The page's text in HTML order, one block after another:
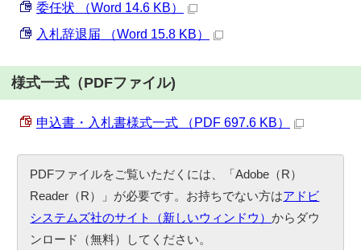
委任状 （Word 14.6 KB）
入札辞退届 （Word 15.8 KB）
様式一式（PDFファイル)
申込書・入札書様式一式 （PDF 697.6 KB）
PDFファイルをご覧いただくには、「Adobe（R）
Reader（R）」が必要です。お持ちでない方はアドビ
システムズ社のサイト（新しいウィンドウ）からダウ
ンロード（無料）してください。